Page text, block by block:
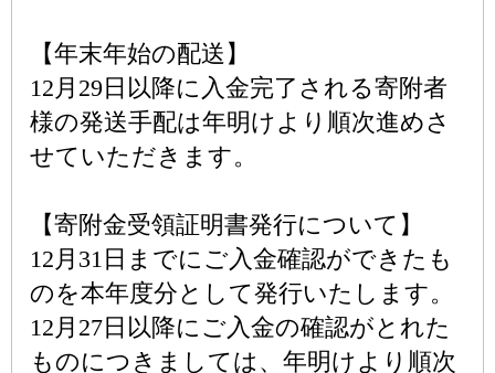
【年末年始の配送】
12月29日以降に入金完了される寄附者
様の発送手配は年明けより順次進めさ
せていただきます。
【寄附金受領証明書発行について】
12月31日までにご入金確認ができたも
のを本年度分として発行いたします。
12月27日以降にご入金の確認がとれた
ものにつきましては、年明けより順次